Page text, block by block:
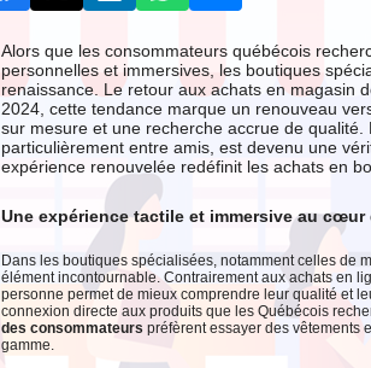
Alors que les consommateurs québécois
personnelles et immersives, les boutiques
renaissance. Le retour aux achats en magasin
2024, cette tendance marque un renouveau
sur mesure et une recherche accrue de qualité.
particulièrement entre amis, est devenu une
expérience renouvelée redéfinit les achats en
Une expérience tactile et immersive au cœur
Dans les boutiques spécialisées, notamment celles de
élément incontournable. Contrairement aux achats en
personne permet de mieux comprendre leur qualité et
connexion directe aux produits que les Québécois
des consommateurs préfèrent essayer des vêtements
gamme.